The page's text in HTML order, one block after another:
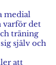
medial
varför det
träning
själv och
att